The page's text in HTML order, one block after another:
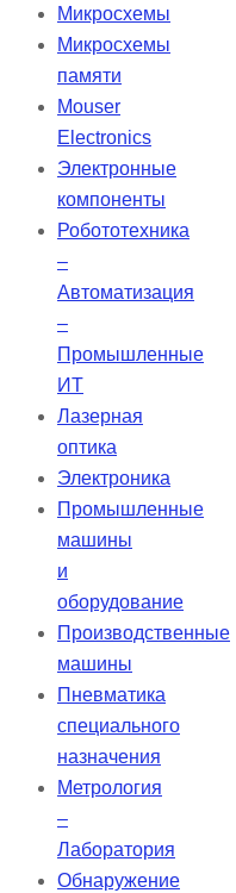
Микросхемы
Микросхемы
памяти
Mouser
Electronics
Электронные
компоненты
Робототехника
–
Автоматизация
–
Промышленные
ИТ
Лазерная
оптика
Электроника
Промышленные
машины
и
оборудование
Производственные
машины
Пневматика
специального
назначения
Метрология
–
Лаборатория
Обнаружение